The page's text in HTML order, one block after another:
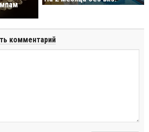
комментарий